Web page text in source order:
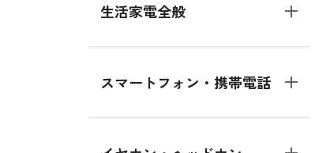
生活家電全般
スマートフォン・携帯電話